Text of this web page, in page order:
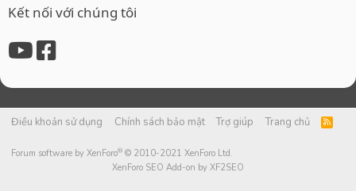
Kết nối với chúng tôi
Điều khoản sử dụng Chính sách bảo mật Trợ giúp Trang chủ
R
S
Forum software by XenForo® © 2010-2021 XenForo Ltd.
XenForo SEO Add-on by XF2SEO